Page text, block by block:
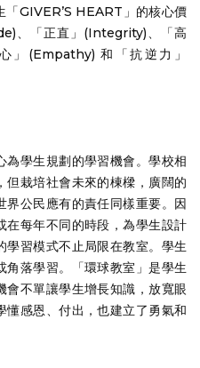
「GIVER’S HEART」的核心價
、「正直」(Integrity)、「高
」(Empathy) 和「抗逆力」
為學生規劃的學習機會。學校相
但栽培社會未來的棟樑，廣闊的
界公民應有的責任同樣重要。因
在每年不同的時段，為學生設計
學習模式不止局限在教室。學生
角落學習。「環球教室」是學生
會不單讓學生增長知識，放寬眼
懂感恩、付出，也建立了勇氣和